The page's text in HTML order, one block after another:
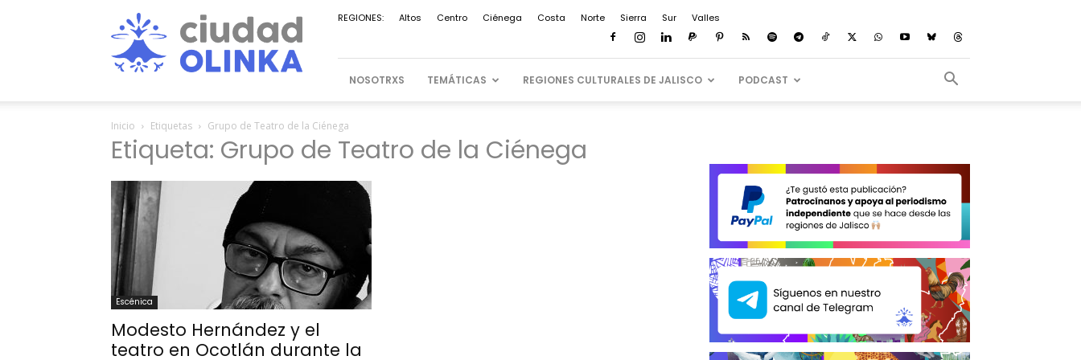
Ciudad
Olinka
REGIONES: Altos Centro Ciénega Costa Norte Sierra Sur Valles
NOSOTRXS TEMÁTICAS REGIONES CULTURALES DE JALISCO PODCAST
Inicio Etiquetas Grupo de Teatro de la Ciénega
Etiqueta: Grupo de Teatro de la Ciénega
Escénica
Modesto Hernández y el
teatro en Ocotlán durante la